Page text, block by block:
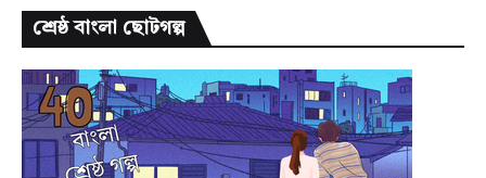
শ্রেষ্ঠ বাংলা ছোটগল্প